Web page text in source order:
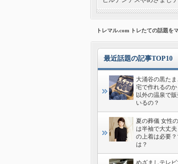
トレマル.com トレたての話題を
最近話題の記事TOP10
大涌谷の黒たま
宅で作れるのか
以外の温泉で
いるの？
夏の葬儀 女性
は半袖で大丈夫
の上着は必要？
は？
めざましテレ